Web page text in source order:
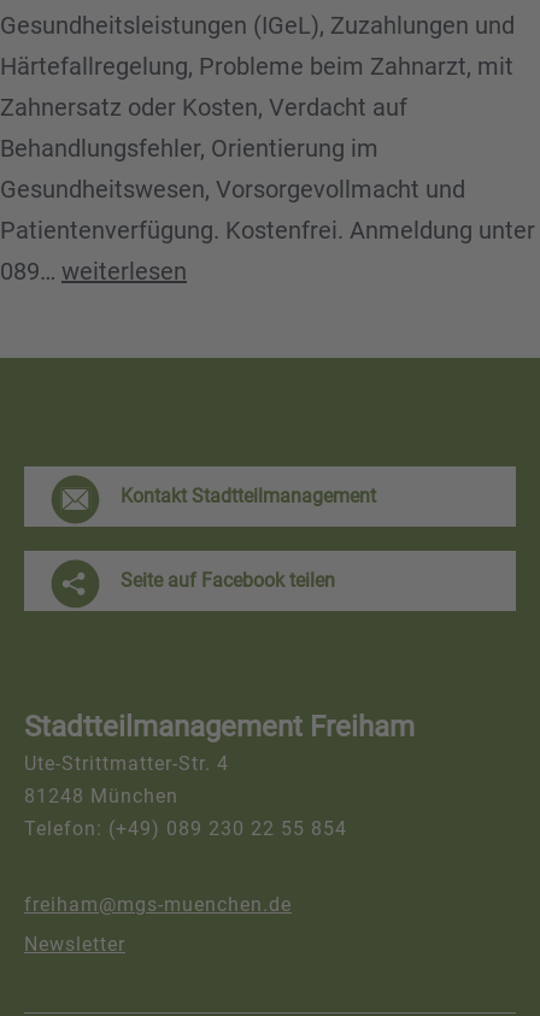
Gesundheitsleistungen (IGeL), Zuzahlungen und
Härtefallregelung, Probleme beim Zahnarzt, mit
Zahnersatz oder Kosten, Verdacht auf
Behandlungsfehler, Orientierung im
Gesundheitswesen, Vorsorgevollmacht und
Patientenverfügung. Kostenfrei. Anmeldung unter
089… Patient*innenberatung
/
weiterlesen
F
r
e
i
m
K
o
t
a
Kontakt Stadtteilmanagement
Seite auf Facebook teilen
Stadtteilmanagement Freiham
Ute-Strittmatter-Str. 4
81248 München
Telefon: (+49) 089 230 22 55 854
freiham@mgs-muenchen.de
Newsletter